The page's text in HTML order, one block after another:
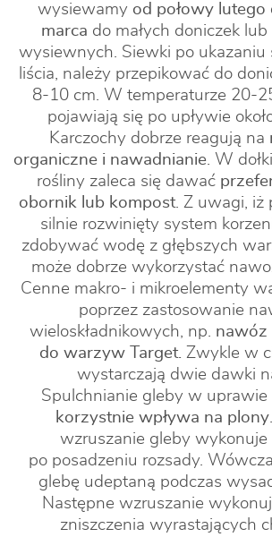
wysiewamy od połowy lutego
marca do małych doniczek
wysiewnych. Siewki po ukazaniu
liścia, należy przepikować do
8-10 cm. W temperaturze 20-
pojawiają się po upływie
Karczochy dobrze reagują na
organiczne i nawadnianie. W
rośliny zaleca się dawać
obornik lub kompost. Z uwagi, iż
silnie rozwinięty system
zdobywać wodę z głębszych
może dobrze wykorzystać
Cenne makro- i mikroelementy
poprzez zastosowanie
wieloskładnikowych, np. nawóz
do warzyw Target. Zwykle w
wystarczają dwie dawki
Spulchnianie gleby w uprawie
korzystnie wpływa na plony
wzruszanie gleby wykonuje
po posadzeniu rozsady.
glebę udeptaną podczas
Następne wzruszanie
zniszczenia wyrastających